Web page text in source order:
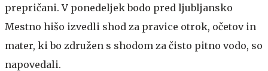
prepričani. V ponedeljek bodo pred ljubljansko
Mestno hišo izvedli shod za pravice otrok, očetov in
mater, ki bo združen s shodom za čisto pitno vodo, so
napovedali.